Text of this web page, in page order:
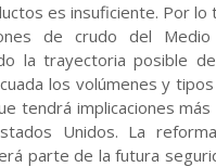
es insuficiente. Por lo
de crudo del
la trayectoria posible
los volúmenes y
tendrá implicaciones
Unidos. La
parte de la futura